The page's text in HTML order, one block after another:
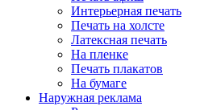
Интерьерная печать
Печать на холсте
Латексная печать
На пленке
Печать плакатов
На бумаге
Наружная реклама